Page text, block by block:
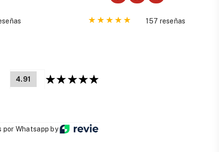
157 reseñas
4.91
por Whatsapp by